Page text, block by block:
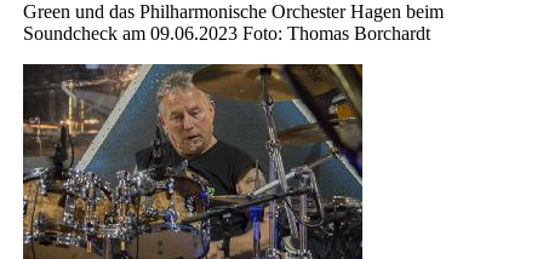
Green und das Philharmonische Orchester Hagen beim
Soundcheck am 09.06.2023 Foto: Thomas Borchardt